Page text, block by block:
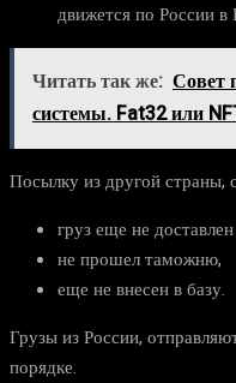
движется по России
Читать так же: Совет
системы. Fat32 или
Посылку из другой страны,
груз еще не
не прошел таможню,
еще не внесен в базу.
Грузы из России,
порядке.